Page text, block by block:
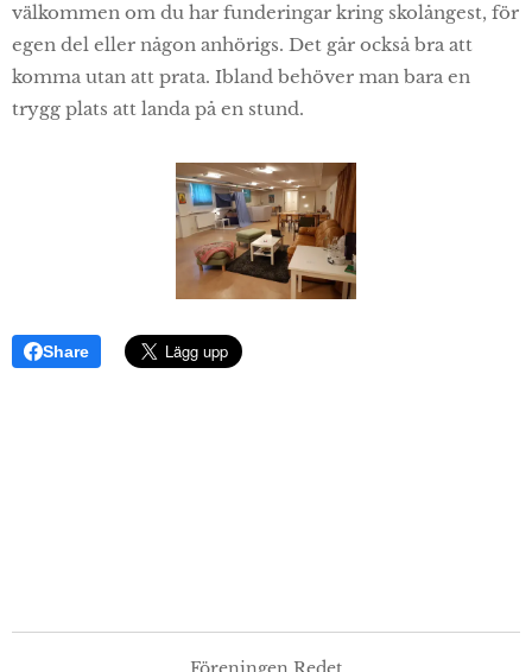
välkommen om du har funderingar kring skolångest, för
egen del eller någon anhörigs. Det går också bra att
komma utan att prata. Ibland behöver man bara en
trygg plats att landa på en stund.
Share